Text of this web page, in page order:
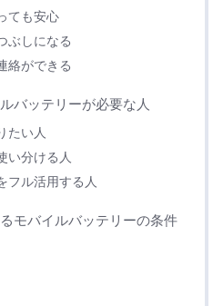
ても安心
ぶしになる
絡ができる
バッテリーが必要な人
たい人
い分ける人
フル活用する人
モバイルバッテリーの条件